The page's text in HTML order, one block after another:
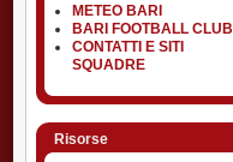
METEO BARI
BARI FOOTBALL CLUB
CONTATTI E SITI
SQUADRE
Risorse